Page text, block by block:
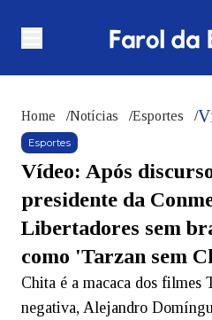
Home /Notícias /Esportes /
Esportes
Vídeo: Após
presidente da
Libertadores sem
como 'Tarzan sem
Chita é a macaca dos filmes
negativa, Alejandro